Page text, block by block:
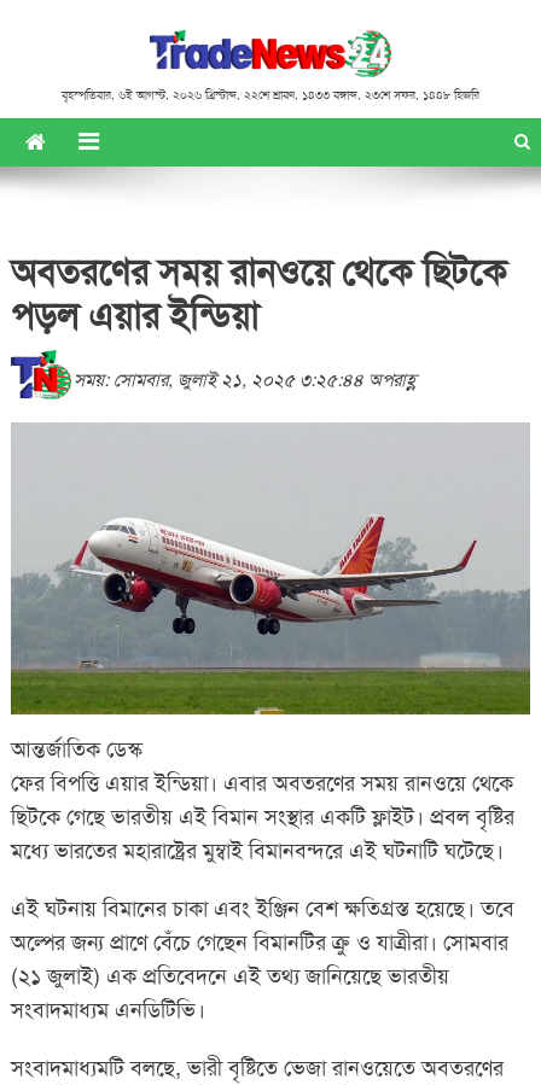
বৃহস্পতিবার, ৬ই আগস্ট, ২০২৬ খ্রিস্টাব্দ, ২২শে শ্রাবণ, ১৪৩৩ বঙ্গাব্দ, ২৩শে সফর, ১৪৪৮ হিজরি
অবতরণের সময় রানওয়ে থেকে ছিটকে
পড়ল এয়ার ইন্ডিয়া
সময়: সোমবার, জুলাই ২১, ২০২৫ ৩:২৫:৪৪ অপরাহ্ণ
আন্তর্জাতিক ডেস্ক
ফের বিপত্তি এয়ার ইন্ডিয়া। এবার অবতরণের সময় রানওয়ে থেকে
ছিটকে গেছে ভারতীয় এই বিমান সংস্থার একটি ফ্লাইট। প্রবল বৃষ্টির
মধ্যে ভারতের মহারাষ্ট্রের মুম্বাই বিমানবন্দরে এই ঘটনাটি ঘটেছে।
এই ঘটনায় বিমানের চাকা এবং ইঞ্জিন বেশ ক্ষতিগ্রস্ত হয়েছে। তবে
অল্পের জন্য প্রাণে বেঁচে গেছেন বিমানটির ক্রু ও যাত্রীরা। সোমবার
(২১ জুলাই) এক প্রতিবেদনে এই তথ্য জানিয়েছে ভারতীয়
সংবাদমাধ্যম এনডিটিভি।
সংবাদমাধ্যমটি বলছে, ভারী বৃষ্টিতে ভেজা রানওয়েতে অবতরণের